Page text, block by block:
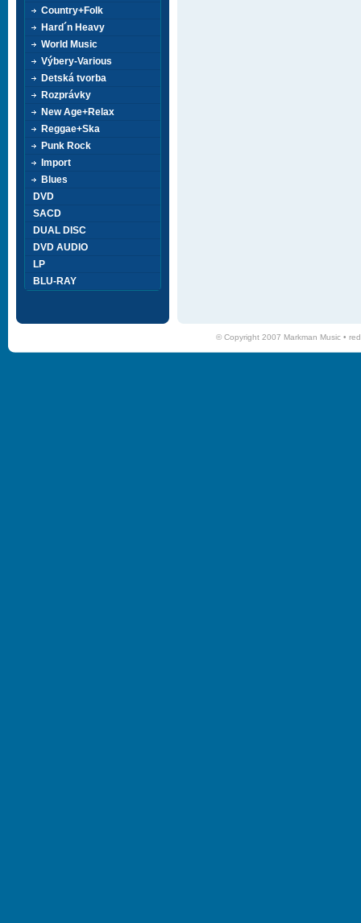
Country+Folk
Hard´n Heavy
World Music
Výbery-Various
Detská tvorba
Rozprávky
New Age+Relax
Reggae+Ska
Punk Rock
Import
Blues
DVD
SACD
DUAL DISC
DVD AUDIO
LP
BLU-RAY
© Copyright 2007 Markman Music •